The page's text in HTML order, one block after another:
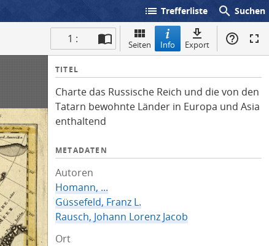
list Trefferliste search Suchen
1 : Seiten Info Export
I
f
o
TITEL
Charte das Russische Reich und die von den
Tatarn bewohnte Länder in Europa und Asia
enthaltend
METADATEN
Autoren
Homann, ...
Güssefeld, Franz L.
Rausch, Johann Lorenz Jacob
Ort